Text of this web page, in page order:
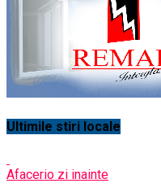
Ultimile stiri locale
Afacerio zi inainte